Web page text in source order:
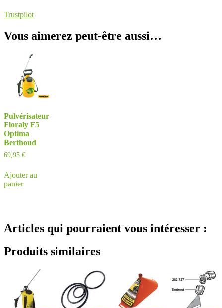
Trustpilot
Vous aimerez peut-être aussi…
Pulvérisateur
Floraly F5
Optima
Berthoud
69,95 €
Ajouter au
panier
Articles qui pourraient vous intéresser :
Produits similaires